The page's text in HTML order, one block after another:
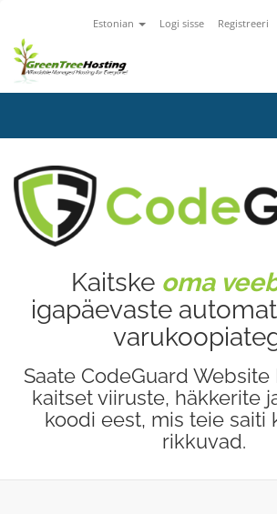
Estonian Logi sisse Registreeri
Kaitske oma
igapäevaste
Saate CodeGuard
kaitset viiruste, häkkerite
koodi eest, mis teie saiti
rikkuvad.